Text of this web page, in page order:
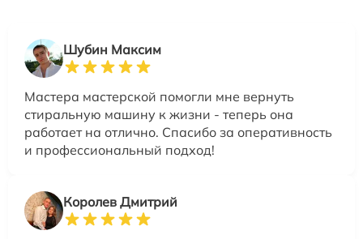
Шубин Максим
Мастера мастерской помогли мне вернуть
стиральную машину к жизни - теперь она
работает на отлично. Спасибо за оперативность
и профессиональный подход!
Королев Дмитрий